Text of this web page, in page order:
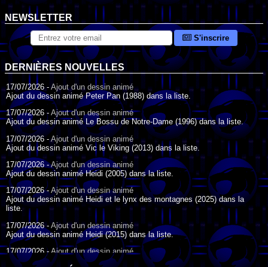
NEWSLETTER
S'inscrire
DERNIÈRES NOUVELLES
17/07/2026 -Ajout d'un dessin animé
Ajout du dessin animé Peter Pan (1988) dans la liste.
17/07/2026 - Ajout d'un dessin animé
Ajout du dessin animé Le Bossu de Notre-Dame (1996) dans la liste.
17/07/2026 -Ajout d'un dessin animé
Ajout du dessin animé Vic le Viking (2013) dans la liste.
17/07/2026 -Ajout d'un dessin animé
Ajout du dessin animé Heidi (2005) dans la liste.
17/07/2026 -Ajout d'un dessin animé
Ajout du dessin animé Heidi et le lynx des montagnes (2025) dans la
liste.
17/07/2026 -Ajout d'un dessin animé
Ajout du dessin animé Heidi (2015) dans la liste.
17/07/2026 - Ajout d'un dessin animé
Ajout du dessin animé Heidi (1995) dans la liste.